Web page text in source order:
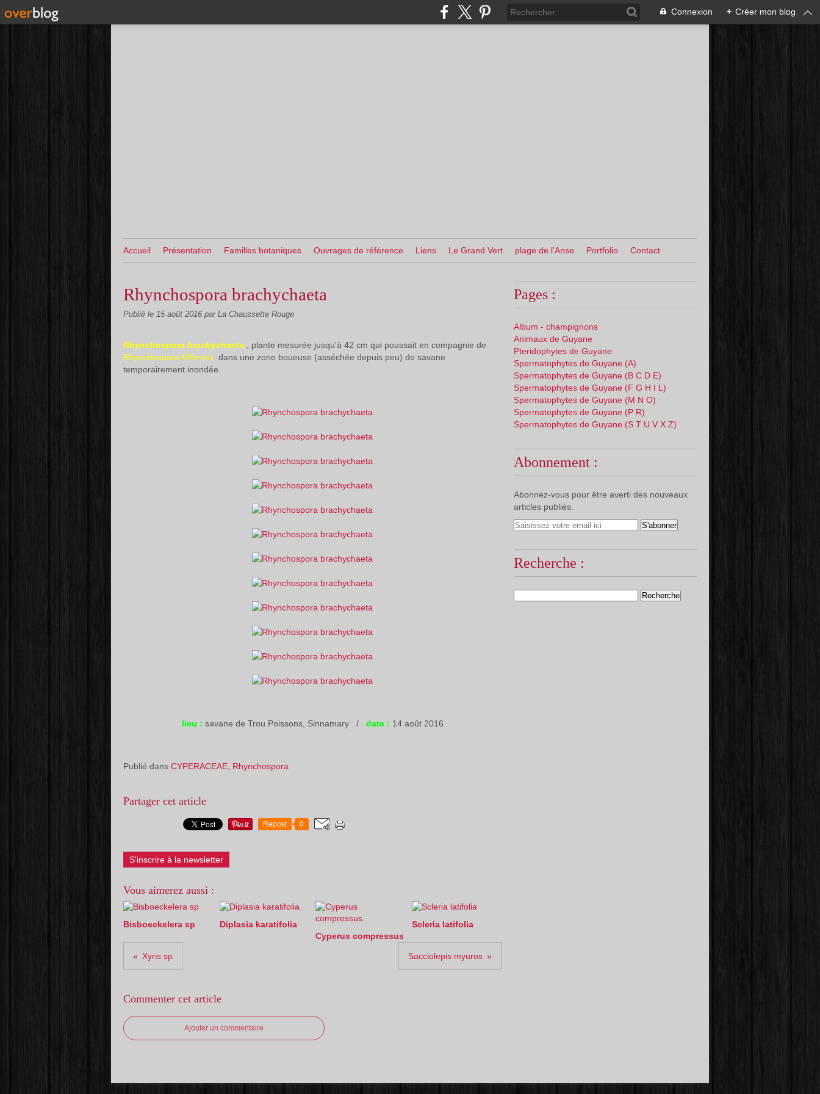
Connexion + Créer mon blog
Accueil Présentation Familles botaniques Ouvrages de référence Liens Le Grand Vert plage de l'Anse Portfolio Contact
Rhynchospora brachychaeta
Publié le 15 août 2016 par La Chaussette Rouge
Rhynchospora brachychaeta , plante mesurée jusqu'à 42 cm qui poussait en compagnie de
Rhynchospora filiformis dans une zone boueuse (asséchée depuis peu) de savane
temporairement inondée.
lieu : savane de Trou Poissons, Sinnamary / date : 14 août 2016
Publié dans CYPERACEAE Rhynchospora
Partager cet article
Repost 0
S'inscrire à la newsletter
Vous aimerez aussi :
Bisboeckelera sp
Diplasia karatifolia
Cyperus compressus
Scleria latifolia
Xyris sp Sacciolepis myuros
Commenter cet article
Ajouter un commentaire
Pages :
Album - champignons
Animaux de Guyane
Pteridophytes de Guyane
Spermatophytes de Guyane (A)
Spermatophytes de Guyane (B C D E)
Spermatophytes de Guyane (F G H I L)
Spermatophytes de Guyane (M N O)
Spermatophytes de Guyane (P R)
Spermatophytes de Guyane (S T U V X Z)
Abonnement :
Abonnez-vous pour être averti des nouveaux
articles publiés.
Recherche :